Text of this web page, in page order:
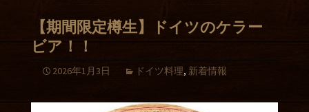
【期間限定樽生】ドイツのケラー
ビア！！
2026年1月3日 ドイツ料理, 新着情報